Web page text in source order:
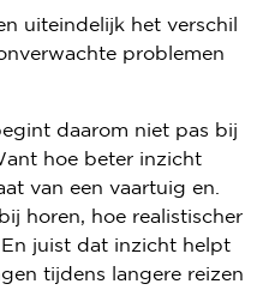
uiteindelijk het verschil
problemen
daarom niet pas bij
hoe beter inzicht
van een vaartuig en.
horen, hoe realistischer
juist dat inzicht helpt
tijdens langere reizen